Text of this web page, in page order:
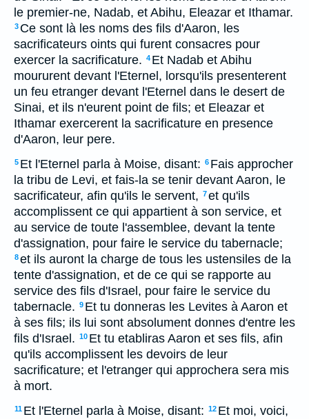
le premier-ne, Nadab, et Abihu, Eleazar et Ithamar.
3 Ce sont là les noms des fils d'Aaron, les
sacrificateurs oints qui furent consacres pour
exercer la sacrificature. 4 Et Nadab et Abihu
moururent devant l'Eternel, lorsqu'ils presenterent
un feu etranger devant l'Eternel dans le desert de
Sinai, et ils n'eurent point de fils; et Eleazar et
Ithamar exercerent la sacrificature en presence
d'Aaron, leur pere.
5 Et l'Eternel parla à Moise, disant: 6 Fais approcher
la tribu de Levi, et fais-la se tenir devant Aaron, le
sacrificateur, afin qu'ils le servent, 7et qu'ils
accomplissent ce qui appartient à son service, et
au service de toute l'assemblee, devant la tente
d'assignation, pour faire le service du tabernacle;
8et ils auront la charge de tous les ustensiles de la
tente d'assignation, et de ce qui se rapporte au
service des fils d'Israel, pour faire le service du
tabernacle. 9 Et tu donneras les Levites à Aaron et
à ses fils; ils lui sont absolument donnes d'entre les
fils d'Israel. 10 Et tu etabliras Aaron et ses fils, afin
qu'ils accomplissent les devoirs de leur
sacrificature; et l'etranger qui approchera sera mis
à mort.
11 Et l'Eternel parla à Moise, disant: 12 Et moi, voici,